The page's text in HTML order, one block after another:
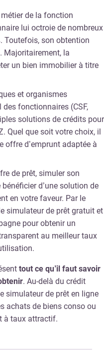
métier de la fonction
lui octroie de nombreux
Toutefois, son obtention
Majoritairement, la
un bien immobilier à titre
et organismes
fonctionnaires (CSF,
solutions de crédits pour
Quel que soit votre choix, il
offre d’emprunt adaptée à
de prêt, simuler son
d’une solution de
en votre faveur. Par le
simulateur de prêt gratuit et
pour obtenir un
au meilleur taux
tout ce qu’il faut savoir
. Au-delà du crédit
simulateur de prêt en ligne
achats de biens conso ou
à taux attractif.